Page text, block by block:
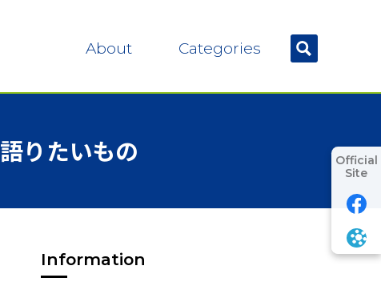
About Categories
語りたいもの
Information
Official
Site